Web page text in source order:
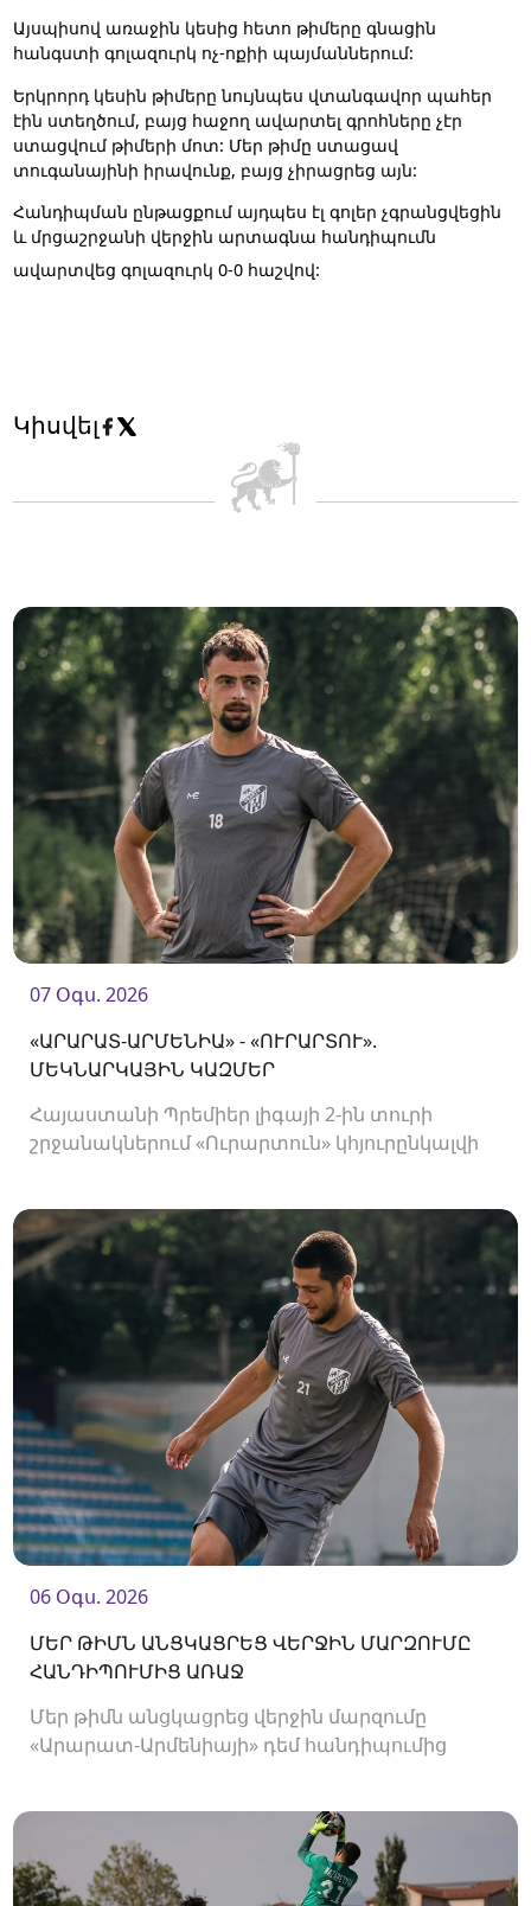
Այսպիսով առաջին կեսից հետո թիմերը գնացին
հանգստի գոլազուրկ ոչ-ոքիի պայմաններում:
Երկրորդ կեսին թիմերը նույնպես վտանգավոր պահեր
էին ստեղծում, բայց հաջող ավարտել գրոհները չէր
ստացվում թիմերի մոտ: Մեր թիմը ստացավ
տուգանայինի իրավունք, բայց չիրացրեց այն:
Հանդիպման ընթացքում այդպես էլ գոլեր չգրանցվեցին
և մրցաշրջանի վերջին արտագնա հանդիպումն
ավարտվեց գոլազուրկ 0-0 հաշվով:
Կիսվել
07 Օգս. 2026
«ԱՐԱՐԱՏ-ԱՐՄԵՆԻԱ» - «ՈՒՐԱՐՏՈՒ».
ՄԵԿՆԱՐԿԱՅԻՆ ԿԱԶՄԵՐ
Հայաստանի Պրեմիեր լիգայի 2-ին տուրի
շրջանակներում «Ուրարտուն» կհյուրընկալվի
06 Օգս. 2026
ՄԵՐ ԹԻՄՆ ԱՆՑԿԱՑՐԵՑ ՎԵՐՋԻՆ ՄԱՐԶՈՒՄԸ
ՀԱՆԴԻՊՈՒՄԻՑ ԱՌԱՋ
Մեր թիմն անցկացրեց վերջին մարզումը
«Արարատ-Արմենիայի» դեմ հանդիպումից